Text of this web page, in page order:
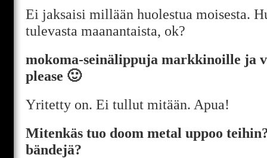
Ei jaksaisi millään huolestua moisesta.
tulevasta maanantaista, ok?
mokoma-seinälippuja markkinoille ja
please 🙂
Yritetty on. Ei tullut mitään. Apua!
Mitenkäs tuo doom metal uppoo
bändejä?